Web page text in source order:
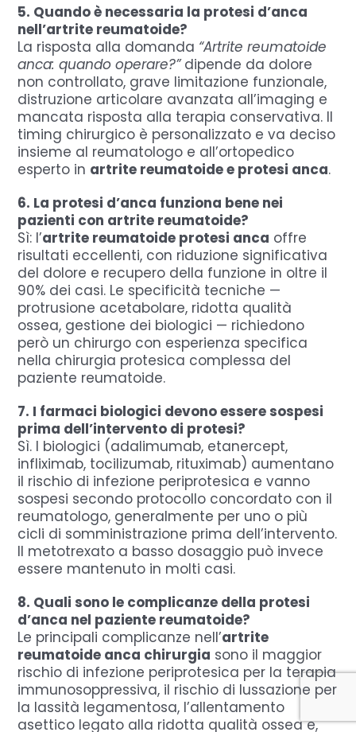
5. Quando è necessaria la protesi d’anca
nell’artrite reumatoide?
La risposta alla domanda “Artrite reumatoide
anca: quando operare?”dipende da dolore
non controllato, grave limitazione funzionale,
distruzione articolare avanzata all’imaging e
mancata risposta alla terapia conservativa. Il
timing chirurgico è personalizzato e va deciso
insieme al reumatologo e all’ortopedico
esperto in artrite reumatoide e protesi anca.
6. La protesi d’anca funziona bene nei
pazienti con artrite reumatoide?
Sì: l’artrite reumatoide protesi anca offre
risultati eccellenti, con riduzione significativa
del dolore e recupero della funzione in oltre il
90% dei casi. Le specificità tecniche —
protrusione acetabolare, ridotta qualità
ossea, gestione dei biologici — richiedono
però un chirurgo con esperienza specifica
nella chirurgia protesica complessa del
paziente reumatoide.
7. I farmaci biologici devono essere sospesi
prima dell’intervento di protesi?
Sì. I biologici (adalimumab, etanercept,
infliximab, tocilizumab, rituximab) aumentano
il rischio di infezione periprotesica e vanno
sospesi secondo protocollo concordato con il
reumatologo, generalmente per uno o più
cicli di somministrazione prima dell’intervento.
Il metotrexato a basso dosaggio può invece
essere mantenuto in molti casi.
8. Quali sono le complicanze della protesi
d’anca nel paziente reumatoide?
Le principali complicanze nell’artrite
reumatoide anca chirurgia sono il maggior
rischio di infezione periprotesica per la terapia
immunosoppressiva, il rischio di lussazione per
la lassità legamentosa, l’allentamento
asettico legato alla ridotta qualità ossea e,